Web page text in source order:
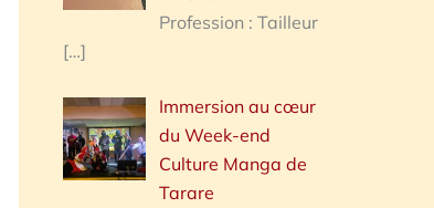
Profession : Tailleur
[…]
Immersion au cœur
du Week-end
Culture Manga de
Tarare